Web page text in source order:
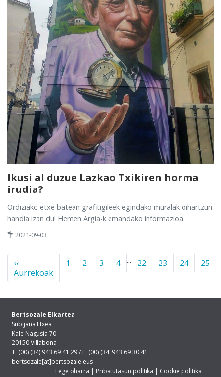
Ikusi al duzue Lazkao Txikiren horma
irudia?
Ordiziako etxe batean grafitigileek egindako muralak oihartzun
handia izan du! Hemen Argia-k emandako informazioa.
2021-09-03
‹‹
Aurrekoak
1 2 3 4 ... 22 23 24 25
Bertsozale Elkartea
Subijana Etxea
Kale Nagusia 70
20150 Villabona
T. (00) (34) 943 69 41 29 / F. (00) (34) 943 69 30 41
bertsozale[at]bertsozale.eus
Lege oharra | Pribatutasun politika | Cookie politika